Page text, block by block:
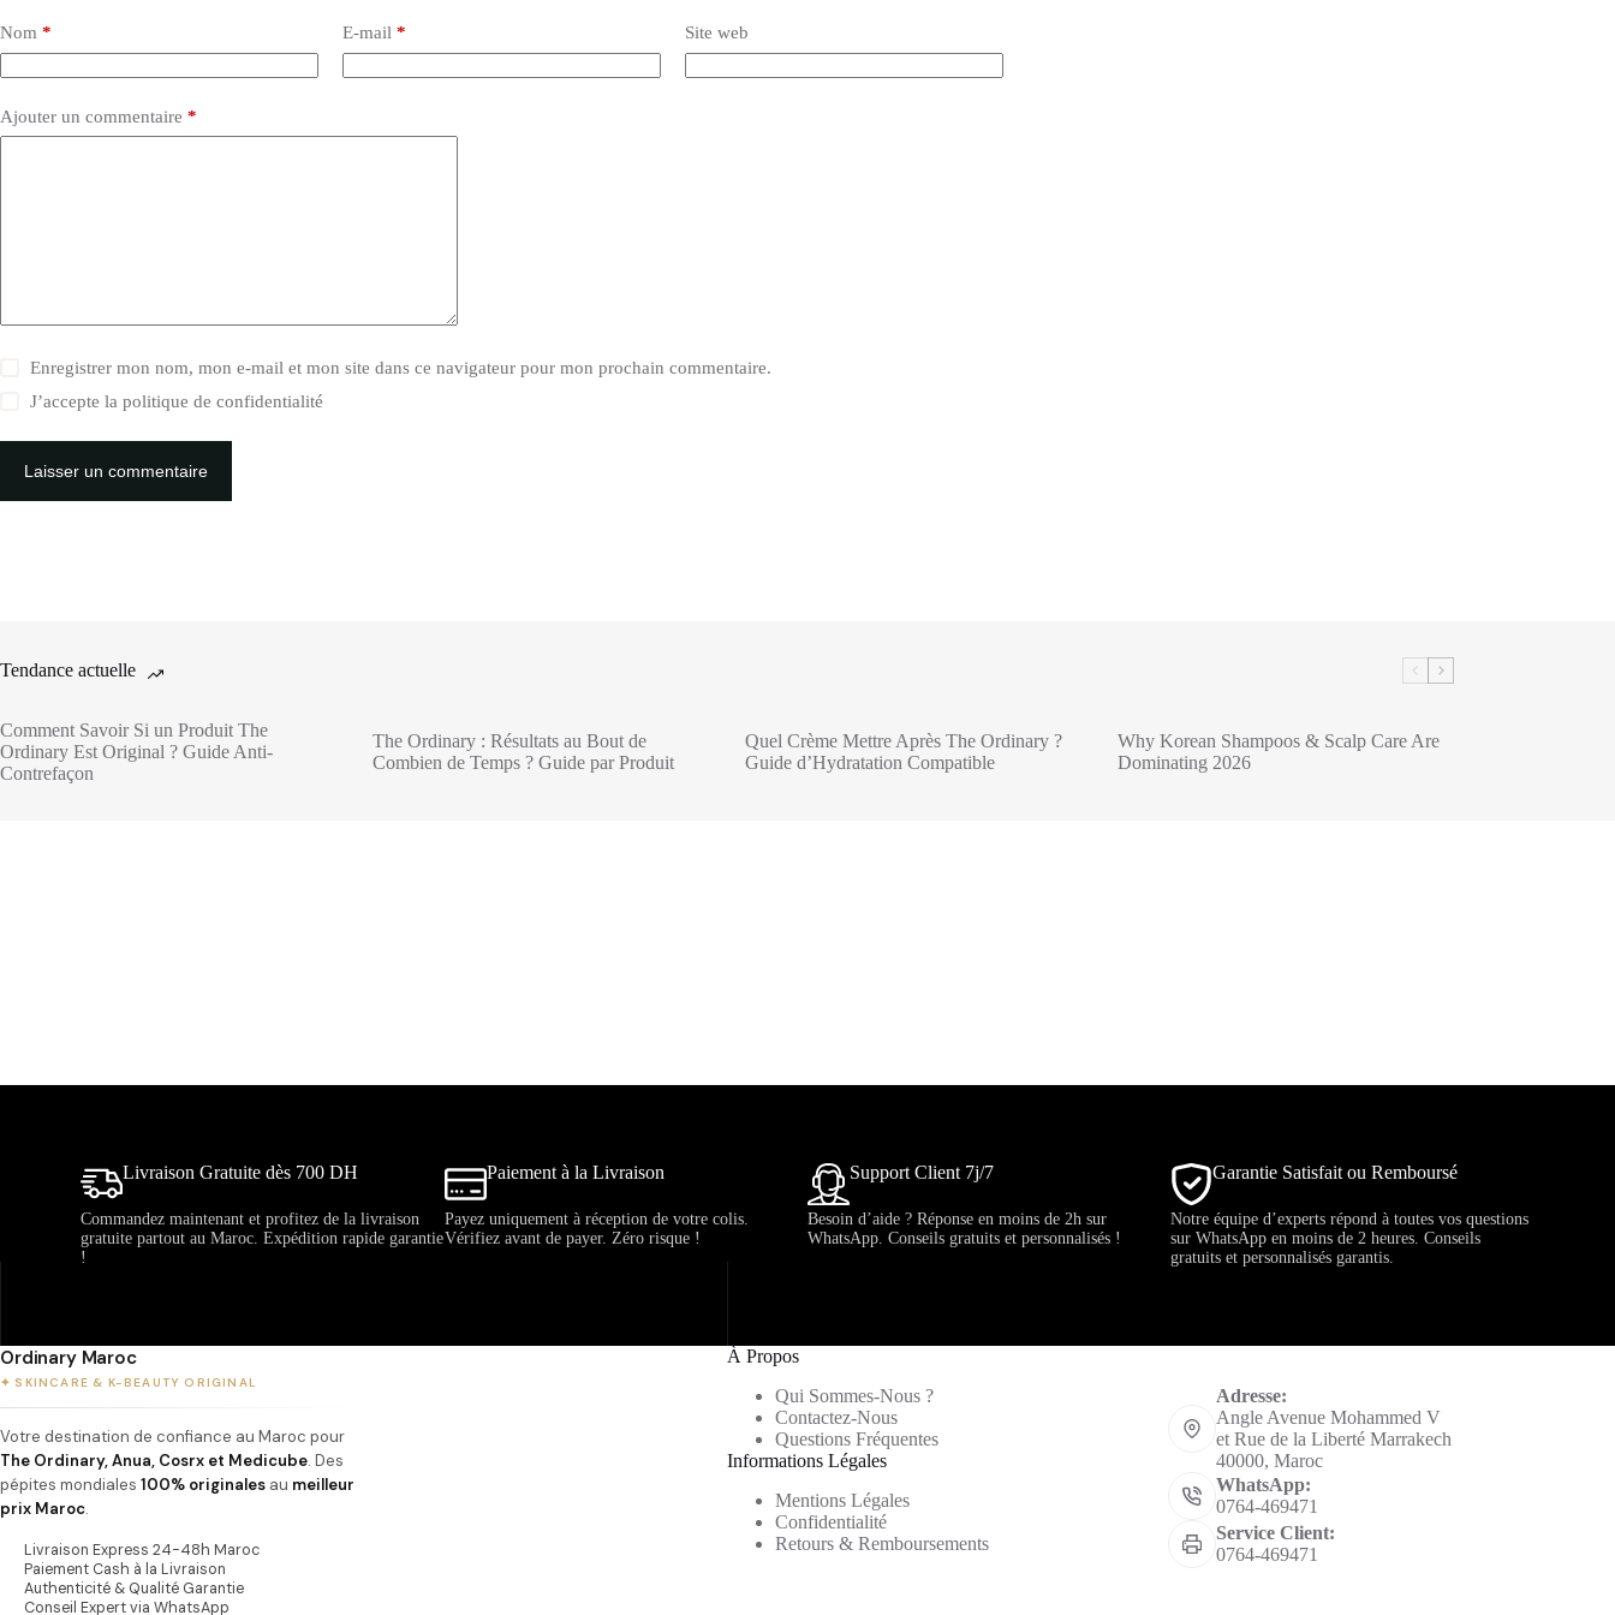
Nom * E-mail * Site web
Ajouter un commentaire *
Enregistrer mon nom, mon e-mail et mon site dans ce navigateur pour mon prochain commentaire.
J’accepte lapolitique de confidentialité
Laisser un commentaire
Tendance actuelle
Comment Savoir Si un Produit The
Ordinary Est Original ? Guide Anti-
Contrefaçon
The Ordinary : Résultats au Bout de
Combien de Temps ? Guide par Produit
Quel Crème Mettre Après The Ordinary ?
Guide d’Hydratation Compatible
Why Korean Shampoos & Scalp Care Are
Dominating 2026
Livraison Gratuite dès 700 DH
Commandez maintenant et profitez de la livraison
gratuite partout au Maroc. Expédition rapide garantie
!
Paiement à la Livraison
Payez uniquement à réception de votre colis.
Vérifiez avant de payer. Zéro risque !
Support Client 7j/7
Besoin d’aide ? Réponse en moins de 2h sur
WhatsApp. Conseils gratuits et personnalisés !
Garantie Satisfait ou Remboursé
Notre équipe d’experts répond à toutes vos questions
sur WhatsApp en moins de 2 heures. Conseils
gratuits et personnalisés garantis.
Ordinary Maroc
✦ SKINCARE & K-BEAUTY ORIGINAL
Votre destination de confiance au Maroc pour
The Ordinary, Anua, Cosrx et Medicube. Des
pépites mondiales 100% originales au meilleur
prix Maroc.
Livraison Express 24-48h Maroc
Paiement Cash à la Livraison
Authenticité & Qualité Garantie
Conseil Expert via WhatsApp
À Propos
Qui Sommes-Nous ?
Contactez-Nous
Questions Fréquentes
Informations Légales
Mentions Légales
Confidentialité
Retours & Remboursements
Adresse:
Angle Avenue Mohammed V
et Rue de la Liberté Marrakech
40000, Maroc
WhatsApp:
0764-469471
Service Client:
0764-469471